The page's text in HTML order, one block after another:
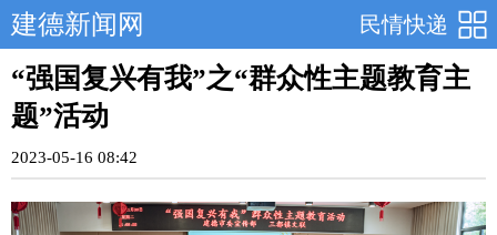
民情快递
建德新闻网
“强国复兴有我”之“群众性主题教育主
题”活动
2023-05-16 08:42